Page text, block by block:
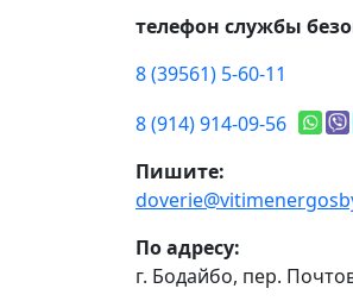
телефон службы
8 (39561) 5-60-11
8 (914) 914-09-56
Пишите:
По адресу:
г. Бодайбо, пер.